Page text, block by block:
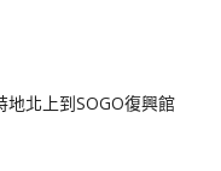
北上到SOGO復興館